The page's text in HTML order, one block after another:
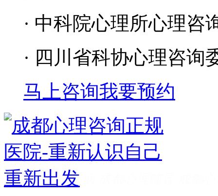
· 中科院心理所心理咨
· 四川省科协心理咨询
马上咨询我要预约
成都看心理疾病